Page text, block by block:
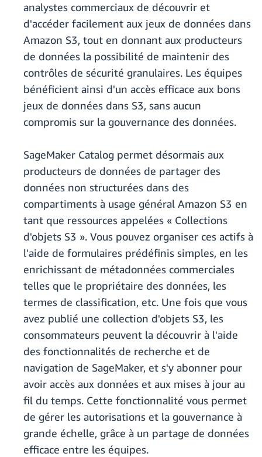
analystes commerciaux de découvrir et
d'accéder facilement aux jeux de données dans
Amazon S3, tout en donnant aux producteurs
de données la possibilité de maintenir des
contrôles de sécurité granulaires. Les équipes
bénéficient ainsi d'un accès efficace aux bons
jeux de données dans S3, sans aucun
compromis sur la gouvernance des données.
SageMaker Catalog permet désormais aux
producteurs de données de partager des
données non structurées dans des
compartiments à usage général Amazon S3 en
tant que ressources appelées « Collections
d'objets S3 ». Vous pouvez organiser ces actifs à
l'aide de formulaires prédéfinis simples, en les
enrichissant de métadonnées commerciales
telles que le propriétaire des données, les
termes de classification, etc. Une fois que vous
avez publié une collection d'objets S3, les
consommateurs peuvent la découvrir à l'aide
des fonctionnalités de recherche et de
navigation de SageMaker, et s'y abonner pour
avoir accès aux données et aux mises à jour au
fil du temps. Cette fonctionnalité vous permet
de gérer les autorisations et la gouvernance à
grande échelle, grâce à un partage de données
efficace entre les équipes.